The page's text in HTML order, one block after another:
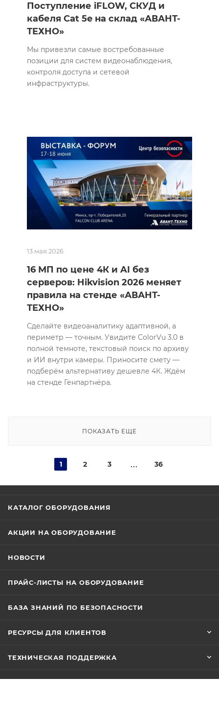
Поступление iFLOW, СКУД и
кабеля Cat 5e на склад «АВАНТ-
ТЕХНО»
Мы привезли самые востребованные
позиции для систем видеонаблюдения,
контроля доступа и сетевой
инфраструктуры.
13 мая 2026
16 МП по цене 4К и AI без
серверов: Hikvision 2026 меняет
правила на стенде «АВАНТ-
ТЕХНО»
Сделайте видеоаналитику адаптивной, а
периметр — точным. Увидите ColorVu 3.0 в
полной темноте, текстовый поиск по архиву
и ИИ внутри камеры. Приносите смету —
подберём альтернативу дешевле 4К. Ждём
на стенде Генпартнёра.
ПОКАЗАТЬ ЕЩЕ
1 2 3 36
КАТАЛОГ ОБОРУДОВАНИЯ
АКЦИИ НА ОБОРУДОВАНИЕ
НОВОСТИ
ПРАЙС-ЛИСТЫ НА ОБОРУДОВАНИЕ
БАЗА ЗНАНИЙ ПО БЕЗОПАСНОСТИ
РЕСУРСЫ ДЛЯ КЛИЕНТОВ
ТЕХНИЧЕСКАЯ ПОДДЕРЖКА